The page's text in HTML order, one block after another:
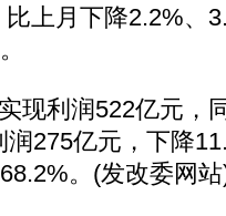
上月下降2.2%、
利润522亿元，
275亿元，下降
。(发改委网